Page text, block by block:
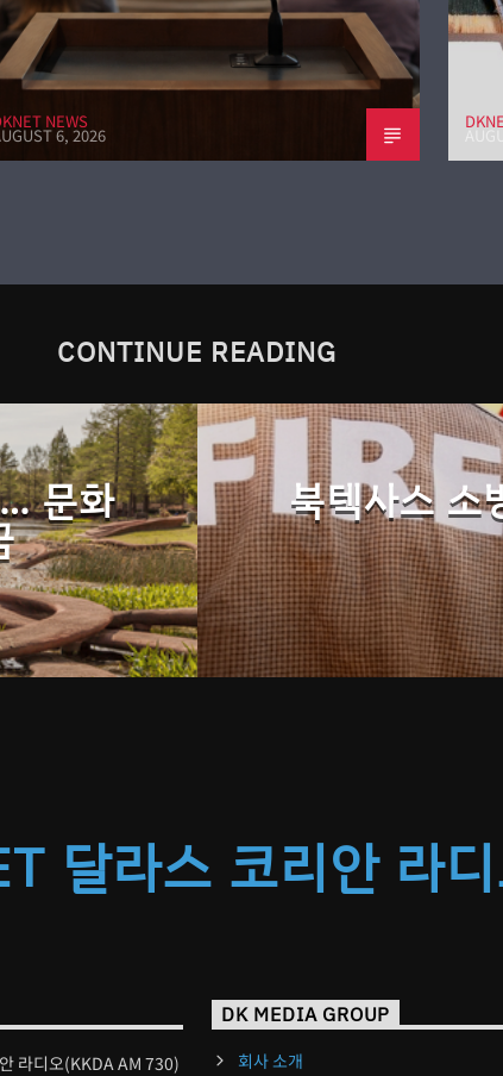
NEWS
6, 2026
CONTINUE READING
문화 북텍사스 소
달라스 코리안 라
라디오(KKDA AM 730)
DK MEDIA GROUP
회사 소개